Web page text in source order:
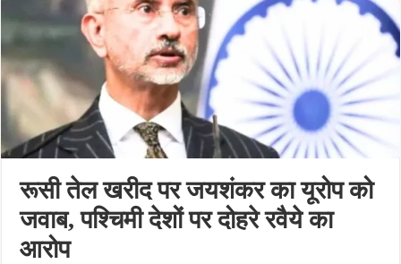
रूसी तेल खरीद पर जयशंकर का यूरोप को
जवाब, पश्चिमी देशों पर दोहरे रवैये का
आरोप